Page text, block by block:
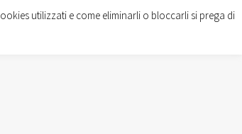
utilizzati e come eliminarli o bloccarli si prega di